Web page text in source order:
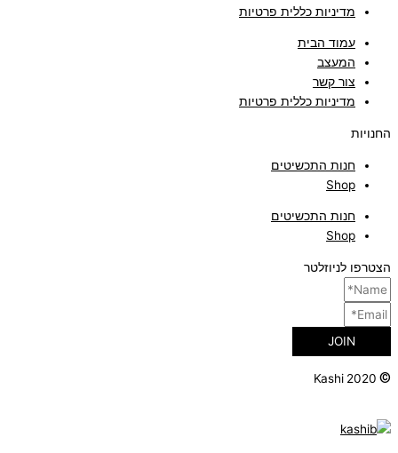
מדיניות כללית פרטיות
עמוד הבית
המעצב
צור קשר
מדיניות כללית פרטיות
החנויות
חנות התכשיטים
Shop
חנות התכשיטים
Shop
הצטרפו לניוזלטר
JOIN
©
Kashi 2020